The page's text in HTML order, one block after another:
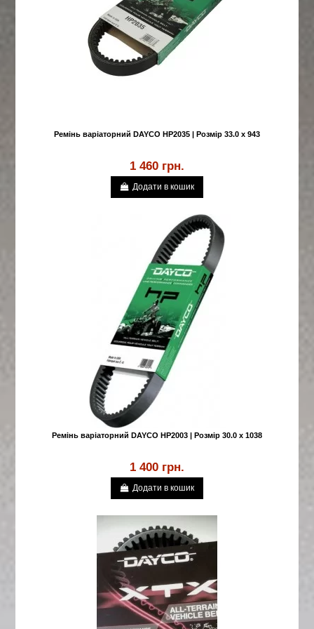
Ремінь варіаторний DAYCO HP2035 | Розмір 33.0 x 943
1 460 грн.
Додати в кошик
Ремінь варіаторний DAYCO HP2003 | Розмір 30.0 x 1038
1 400 грн.
Додати в кошик